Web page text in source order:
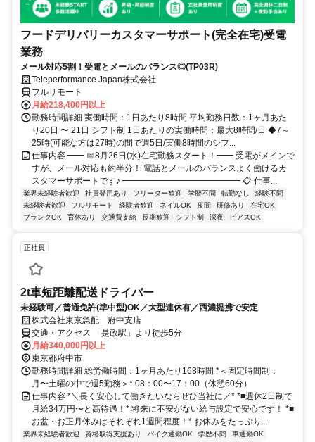
フードデリバリーカスタマーサポート(完全在宅)受電
業務
メール対応5割！受電とメールのバランス◎(TP03R)
Teleperformance Japan株式会社
フルリモート
月給218,400円以上
勤務時間詳細 実働時間：1日あたり8時間 平均勤務日数：1ヶ月あた
り20日 〜 21日 シフト制 1日あたりの実働時間：最大8時間/日 ◆7～
25時(可能な方は27時)の間で週5日/実働8時間のシフ...
仕事内容 ━━ 📅8月26日(水)在宅勤務スタート！━━ 受電がメインで
すが、メール対応も約半分！ 電話とメールのバランスよく働けるカ
スタマーサポートです♪ ━━━━━━━━━━━━━━ 📋 仕事...
業界未経験者歓迎 社員登用あり フリーター歓迎 学歴不問 転勤なし
経験不問
未経験者歓迎
フルリモート 経験者歓迎 ネイルOK 夜間 研修あり
在宅OK
ブランクOK
育休あり 交通費支給 長期歓迎 シフト制 深夜 ピアスOK
正社員
2t車短距離配送ドライバー
未経験可／普通免許(準中型)OK／大型連休有／西濃提携で安定
株式会社東京急配 府中支店
交通・アクセス 「是政駅」より徒歩5分
月給340,000円以上
東京都府中市
勤務時間詳細 総労働時間：1ヶ月あたり168時間 *＜固定時間制：
月〜土曜の中で週5勤務＞* 08：00〜17：00（休憩60分）
仕事内容 *＼長く安心して働きたいならぜひ当社に／* *■週休2日制で
月給34万円〜と高待遇！* 将来に不安がない給与設定で安心です！ *■
お盆・お正月休みはそれぞれ1週間程度！* お休みをたっぷり...
業界未経験者歓迎 資格取得支援あり バイク通勤OK 学歴不問
車通勤OK